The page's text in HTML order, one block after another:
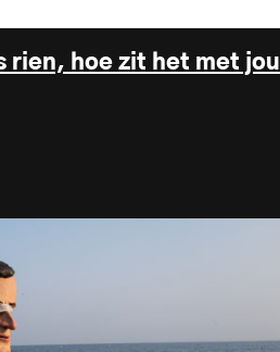
rien, hoe zit het met jou